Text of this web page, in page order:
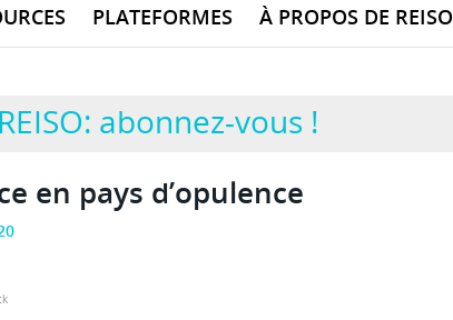
PLATEFORMES À PROPOS DE REISO
abonnez-vous !
en pays d’opulence